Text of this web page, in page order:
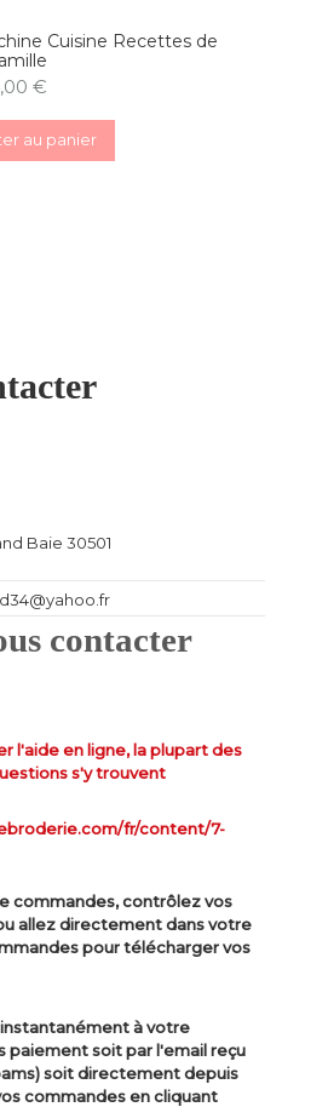
Cuisine Recettes de
€
au panier
Baie 30501
l'aide en ligne, la plupart des
s'y trouvent
fr/content/7-
commandes, contrôlez vos
allez directement dans votre
pour télécharger vos
à votre
paiement soit par l'email reçu
soit directement depuis
commandes en cliquant